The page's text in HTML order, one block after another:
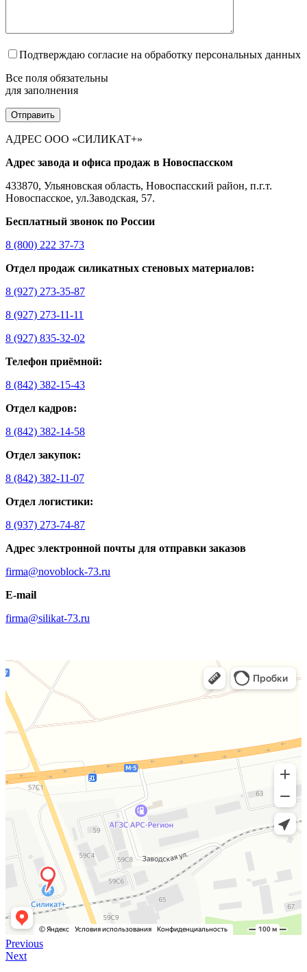
Подтверждаю согласие на обработку персональных данных
Все поля обязательны
для заполнения
АДРЕС ООО «СИЛИКАТ+»
Адрес завода и офиса продаж в Новоспасском
433870, Ульяновская область, Новоспасский район, п.г.т.
Новоспасское, ул.Заводская, 57.
Бесплатный звонок по России
8 (800) 222 37-73
Отдел продаж силикатных стеновых материалов:
8 (927) 273-35-87
8 (927) 273-11-11
8 (927) 835-32-02
Телефон приёмной:
8 (842) 382-15-43
Отдел кадров:
8 (842) 382-14-58
Отдел закупок:
8 (842) 382-11-07
Отдел логистики:
8 (937) 273-74-87
Адрес электронной почты для отправки заказов
firma@novoblock-73.ru
E-mail
firma@silikat-73.ru
Previous
Next